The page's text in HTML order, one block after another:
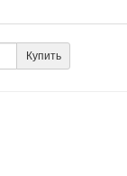
Купить